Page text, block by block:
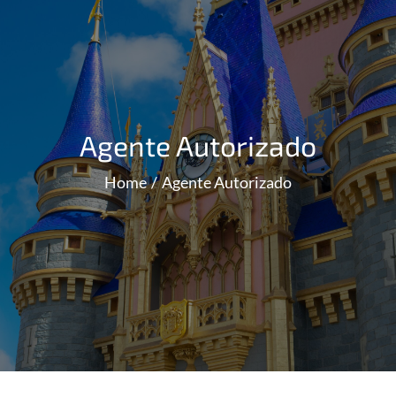
Agente Autorizado
Home Agente Autorizado